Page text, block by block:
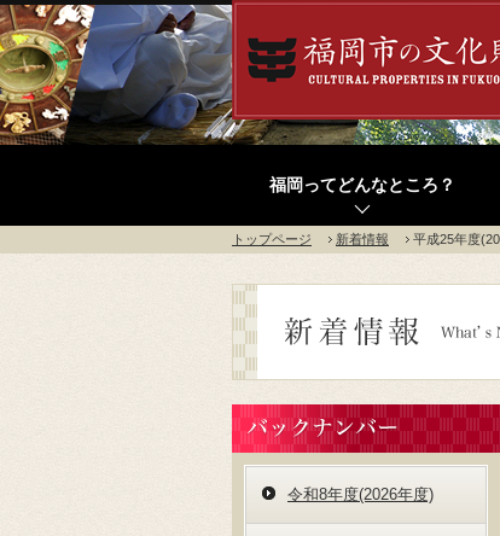
福岡ってどんなところ？
トップページ 新着情報 平成25年度
令和8年度(2026年度)